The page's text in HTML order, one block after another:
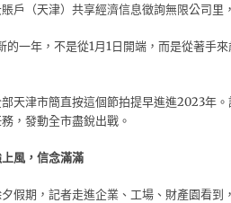
賬戶（天津）共享經濟信息徵詢無限公司
的一年，不是從1月1日開端，而是從著手
天津市簡直按這個節拍提早進進2023年
，發動全市盡銳出戰。
風，信念滿滿
夕假期，記者走進企業、工場、財產園看到